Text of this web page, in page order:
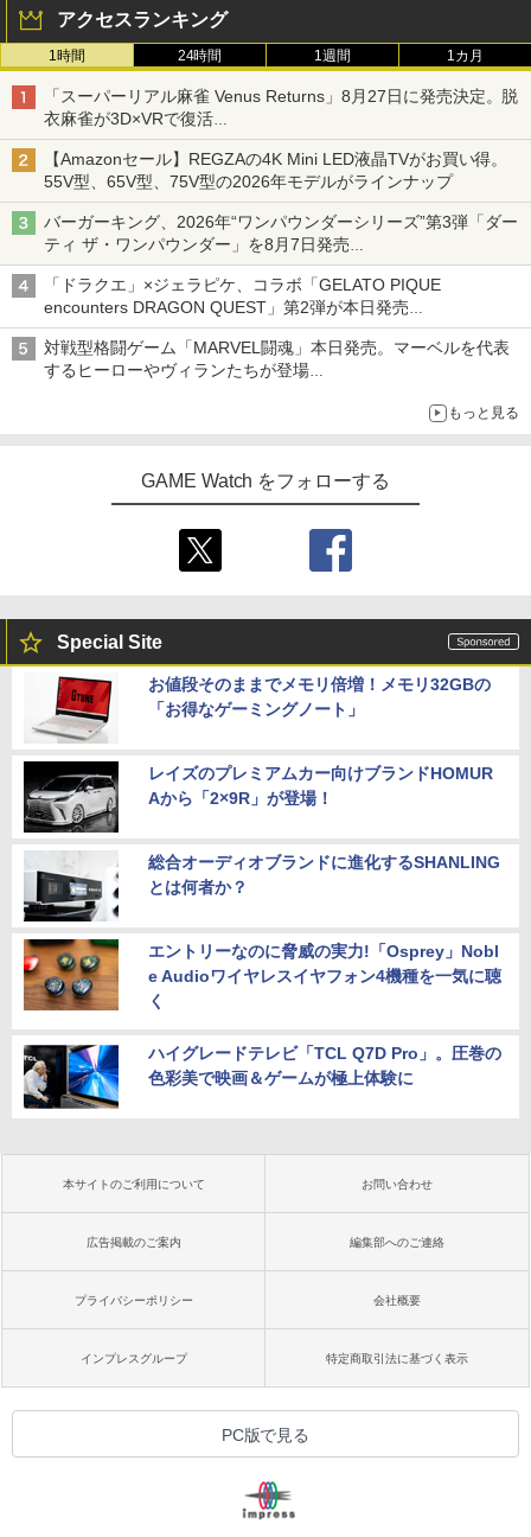
アクセスランキング
1時間 24時間 1週間 1カ月
「スーパーリアル麻雀 Venus Returns」8月27日に発売決定。脱
衣麻雀が3D×VRで復活
発売から2週間は20%オフになるセールが実施
【Amazonセール】REGZAの4K Mini LED液晶TVがお買い得。
55V型、65V型、75V型の2026年モデルがラインナップ
バーガーキング、2026年“ワンパウンダーシリーズ”第3弾「ダー
ティ ザ・ワンパウンダー」を8月7日発売
「特製ガーリックマヨソース」を使用した超大型チーズバーガー
「ドラクエ」×ジェラピケ、コラボ「GELATO PIQUE
encounters DRAGON QUEST」第2弾が本日発売
アイスカップに入ったスライムやわたぼう、ベビーサタンなどが
オリジナルアートで登場
対戦型格闘ゲーム「MARVEL闘魂」本日発売。マーベルを代表
するヒーローやヴィランたちが登場
もっと見る
GAME Watch をフォローする
Special Site
お値段そのままでメモリ倍増！メモリ32GBの
「お得なゲーミングノート」
レイズのプレミアムカー向けブランドHOMUR
Aから「2×9R」が登場！
総合オーディオブランドに進化するSHANLING
とは何者か？
エントリーなのに脅威の実力!「Osprey」Nobl
e Audioワイヤレスイヤフォン4機種を一気に聴
く
ハイグレードテレビ「TCL Q7D Pro」。圧巻の
色彩美で映画＆ゲームが極上体験に
本サイトのご利用について お問い合わせ
広告掲載のご案内 編集部へのご連絡
プライバシーポリシー 会社概要
インプレスグループ 特定商取引法に基づく表示
PC版で見る